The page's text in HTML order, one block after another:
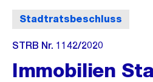
Stadtratsbeschluss
STRB Nr. 1142/2020
Immobilien